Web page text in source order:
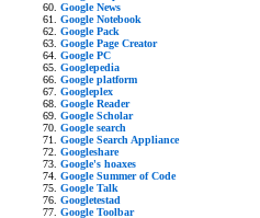
Google News
Google Notebook
Google Pack
Google Page Creator
Google PC
Googlepedia
Google platform
Googleplex
Google Reader
Google Scholar
Google search
Google Search Appliance
Googleshare
Google's hoaxes
Google Summer of Code
Google Talk
Googletestad
Google Toolbar